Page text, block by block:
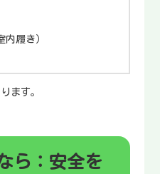
内履き）
ます。
ら：安全を